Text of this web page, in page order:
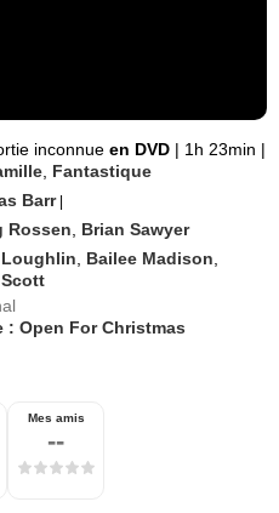
inconnueen DVD | 1h 23min |
Fantastique
Barr |
Rossen
Brian Sawyer
Bailee Madison
: Open For Christmas
Mes amis
--